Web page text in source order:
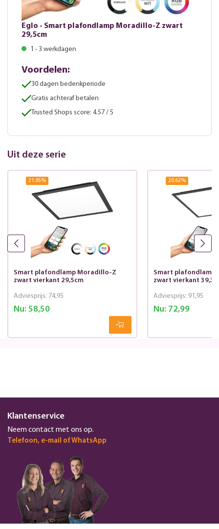
Eglo - Smart plafondlamp Moradillo-Z zwart
29,5cm
1 - 3 werkdagen
Voordelen:
30 dagen bedenkperiode
Gratis achteraf betalen
Trusted Shops score: 4.57 / 5
Uit deze serie
21.95%
Smart plafondlamp Moradillo-Z
zwart vierkant 29,5cm
Nu:58,50
Adviesprijs: 74,95
20.62%
Smart plafondlamp
zwart vierkant
Nu:72,99
Adviesprijs: 91,95
Klantenservice
Neem contact met ons op.
Telefoon, e-mail of WhatsApp